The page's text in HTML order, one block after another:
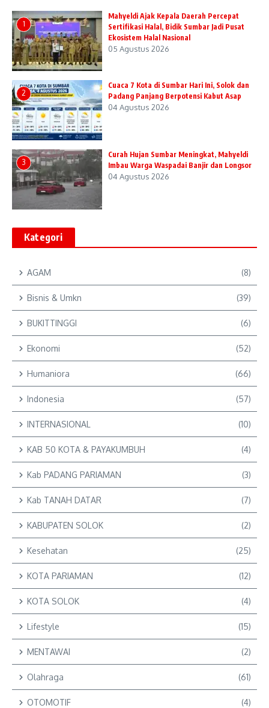
1
Mahyeldi Ajak Kepala Daerah Percepat
Sertifikasi Halal, Bidik Sumbar Jadi Pusat
Ekosistem Halal Nasional
05 Agustus 2026
2
Cuaca 7 Kota di Sumbar Hari Ini, Solok dan
Padang Panjang Berpotensi Kabut Asap
04 Agustus 2026
3
Curah Hujan Sumbar Meningkat, Mahyeldi
Imbau Warga Waspadai Banjir dan Longsor
04 Agustus 2026
Kategori
AGAM (8)
Bisnis & Umkn (39)
BUKITTINGGI (6)
Ekonomi (52)
Humaniora (66)
Indonesia (57)
INTERNASIONAL (10)
KAB 50 KOTA & PAYAKUMBUH (4)
Kab PADANG PARIAMAN (3)
Kab TANAH DATAR (7)
KABUPATEN SOLOK (2)
Kesehatan (25)
KOTA PARIAMAN (12)
KOTA SOLOK (4)
Lifestyle (15)
MENTAWAI (2)
Olahraga (61)
OTOMOTIF (4)